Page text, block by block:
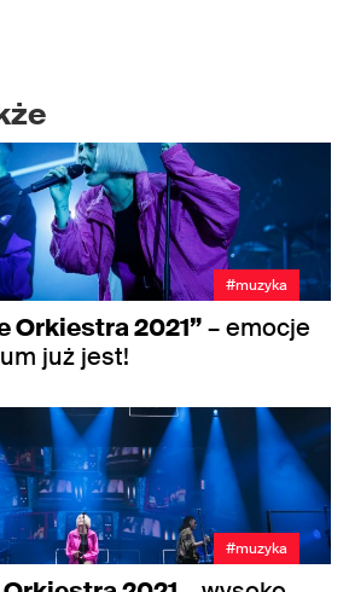
#muzyka
Orkiestra 2021”– emocje
już jest!
#muzyka